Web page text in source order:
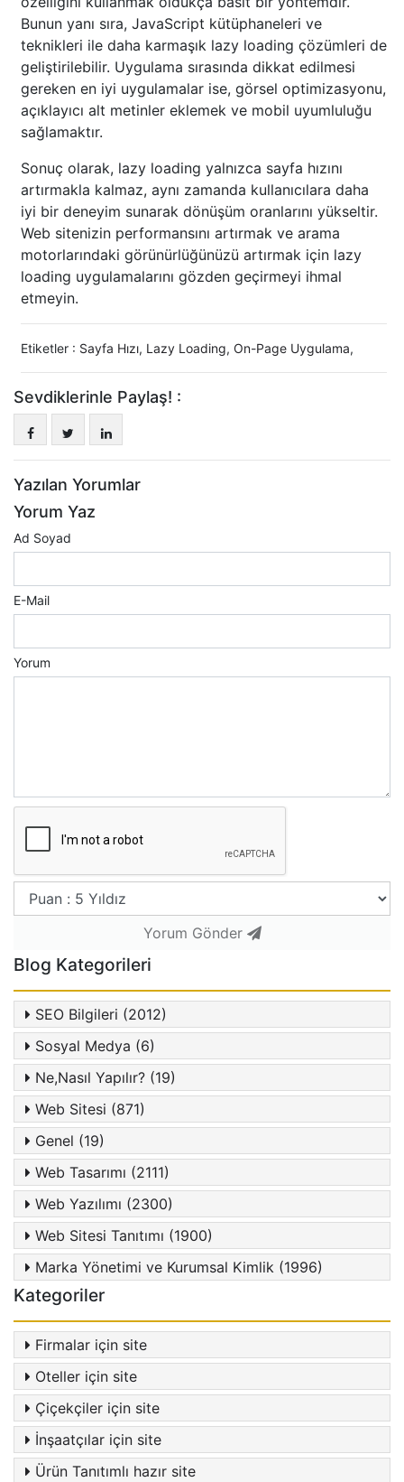
Bunun yanı sıra, JavaScript kütüphaneleri ve
teknikleri ile daha karmaşık lazy loading çözümleri de
geliştirilebilir. Uygulama sırasında dikkat edilmesi
gereken en iyi uygulamalar ise, görsel optimizasyonu,
açıklayıcı alt metinler eklemek ve mobil uyumluluğu
sağlamaktır.
Sonuç olarak, lazy loading yalnızca sayfa hızını
artırmakla kalmaz, aynı zamanda kullanıcılara daha
iyi bir deneyim sunarak dönüşüm oranlarını yükseltir.
Web sitenizin performansını artırmak ve arama
motorlarındaki görünürlüğünüzü artırmak için lazy
loading uygulamalarını gözden geçirmeyi ihmal
etmeyin.
Etiketler : Sayfa Hızı, Lazy Loading, On-Page Uygulama,
Sevdiklerinle Paylaş! :
Yazılan Yorumlar
Yorum Yaz
Ad Soyad
E-Mail
Yorum
Yorum Gönder
Blog Kategorileri
SEO Bilgileri (2012)
Sosyal Medya (6)
Ne,Nasıl Yapılır? (19)
Web Sitesi (871)
Genel (19)
Web Tasarımı (2111)
Web Yazılımı (2300)
Web Sitesi Tanıtımı (1900)
Marka Yönetimi ve Kurumsal Kimlik (1996)
Kategoriler
Firmalar için site
Oteller için site
Çiçekçiler için site
İnşaatçılar için site
Ürün Tanıtımlı hazır site